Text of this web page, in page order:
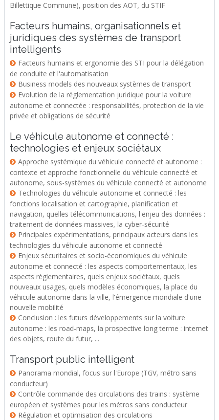
Billettique Commune), position des AOT, du STIF
Facteurs humains, organisationnels et
juridiques des systèmes de transport
intelligents
Facteurs humains et ergonomie des STI pour la délégation
de conduite et l'automatisation
Business models des nouveaux systèmes de transport
Evolution de la réglementation juridique pour la voiture
autonome et connectée : responsabilités, protection de la vie
privée et obligations de sécurité
Le véhicule autonome et connecté :
technologies et enjeux sociétaux
Approche systémique du véhicule connecté et autonome :
contexte et approche fonctionnelle du véhicule connecté et
autonome, sous-systèmes du véhicule connecté et autonome
Technologies du véhicule autonome et connecté : les
fonctions localisation et cartographie, planification et
navigation, quelles télécommunications, l'enjeu des données :
traitement de données massives, la cyber-sécurité
Principales expérimentations, principaux acteurs dans les
technologies du véhicule autonome et connecté
Enjeux sécuritaires et socio-économiques du véhicule
autonome et connecté : les aspects comportementaux, les
aspects réglementaires, quels enjeux sociétaux, quels
nouveaux usages, quels modèles économiques, la place du
véhicule autonome dans la ville, l'émergence mondiale d'une
nouvelle mobilité
Conclusion : les futurs développements sur la voiture
autonome : les road-maps, la prospective long terme : internet
des objets, route du futur, ...
Transport public intelligent
Panorama mondial, focus sur l'Europe (TGV, métro sans
conducteur)
Contrôle commande des circulations des trains : système
européen et systèmes pour les métros sans conducteur
Régulation et optimisation des circulations